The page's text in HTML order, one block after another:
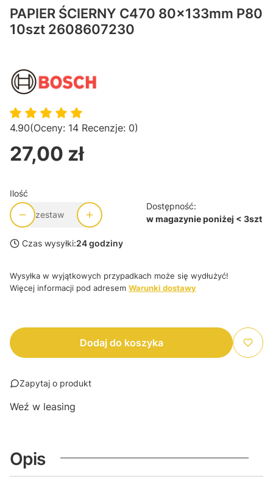
PAPIER ŚCIERNY C470 80x133mm P80
10szt 2608607230
4.90(Oceny: 14 Recenzje: 0)
Cena
27,00 zł
Ilość
zestaw
Dostępność:
w magazynie poniżej < 3szt
Czas wysyłki:24 godziny
Wysyłka w wyjątkowych przypadkach może się wydłużyć!
Więcej informacji pod adresem Warunki dostawy
Dodaj do koszyka
Zapytaj o produkt
Weź w leasing
Opis